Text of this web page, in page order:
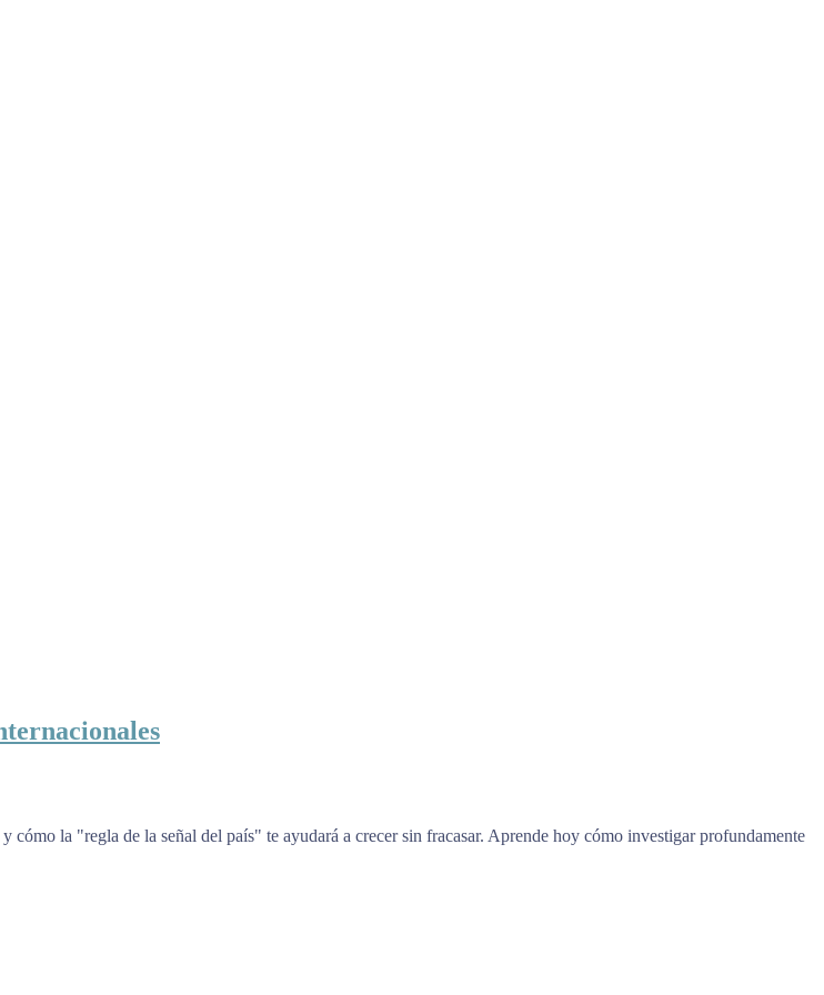
cómo la "regla de la señal del país" te ayudará a crecer sin fracasar. Aprende hoy cómo investigar profundamente